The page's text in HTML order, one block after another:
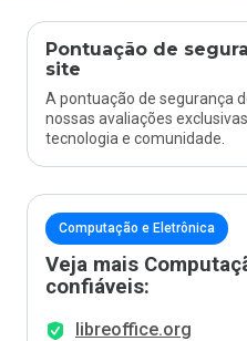
Pontuação de
site
A pontuação de segurança
nossas avaliações
tecnologia e comunidade.
Computação e Eletrônica
Veja mais
confiáveis:
libreoffice.org